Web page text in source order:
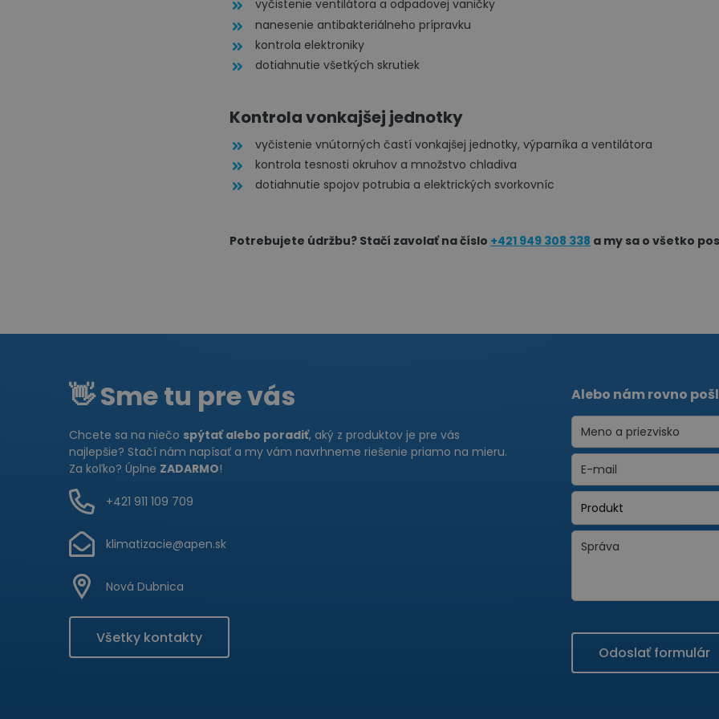
vyčistenie ventilátora a odpadovej vaničky
nanesenie antibakteriálneho prípravku
kontrola elektroniky
dotiahnutie všetkých skrutiek
Kontrola vonkajšej jednotky
vyčistenie vnútorných častí vonkajšej jednotky, výparníka a ventilátora
kontrola tesnosti okruhov a množstvo chladiva
dotiahnutie spojov potrubia a elektrických svorkovníc
Potrebujete údržbu? Stačí zavolať na číslo +421 949 308 338 a my sa o všetko
👋 Sme tu pre vás
Chcete sa na niečo spýtať alebo poradiť, aký z produktov je pre vás
najlepšie? Stačí nám napísať a my vám navrhneme riešenie priamo na mieru.
Za koľko? Úplne ZADARMO!
+421 911 109 709
klimatizacie@apen.sk
Nová Dubnica
Všetky kontakty
Alebo nám rovno
Odoslať formulár